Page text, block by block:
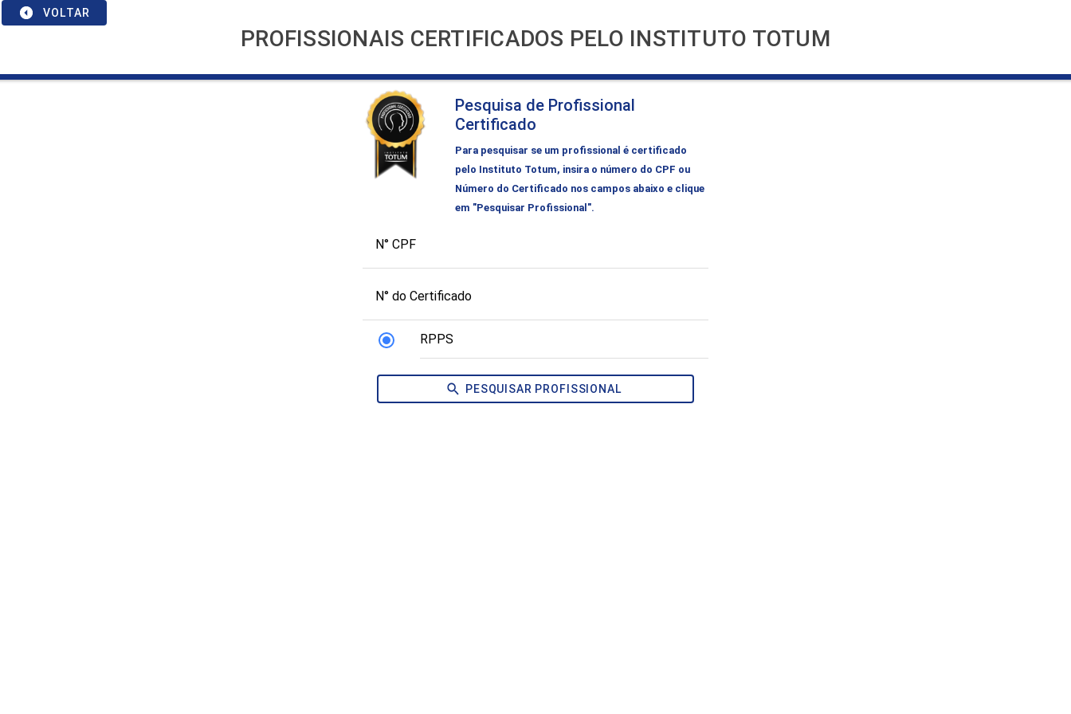
VOLTAR
PROFISSIONAIS CERTIFICADOS PELO INSTITUTO TOTUM
Pesquisa de Profissional
Certificado
Para pesquisar se um profissional é certificado
pelo Instituto Totum, insira o número do CPF ou
Número do Certificado nos campos abaixo e clique
em "Pesquisar Profissional".
N° CPF
N° do Certificado
RPPS
PESQUISAR PROFISSIONAL